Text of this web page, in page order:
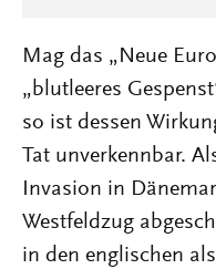
Mag das „Neue
„blutleeres
so ist dessen
Tat unverkennbar.
Invasion in
Westfeldzug
in den englischen